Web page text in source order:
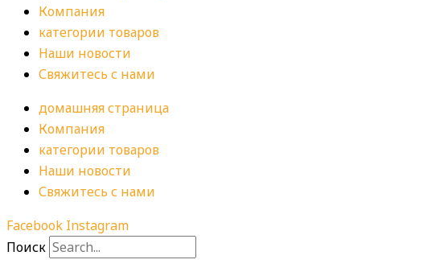
Компания
категории товаров
Наши новости
Свяжитесь с нами
домашняя страница
Компания
категории товаров
Наши новости
Свяжитесь с нами
Facebook Instagram
Поиск